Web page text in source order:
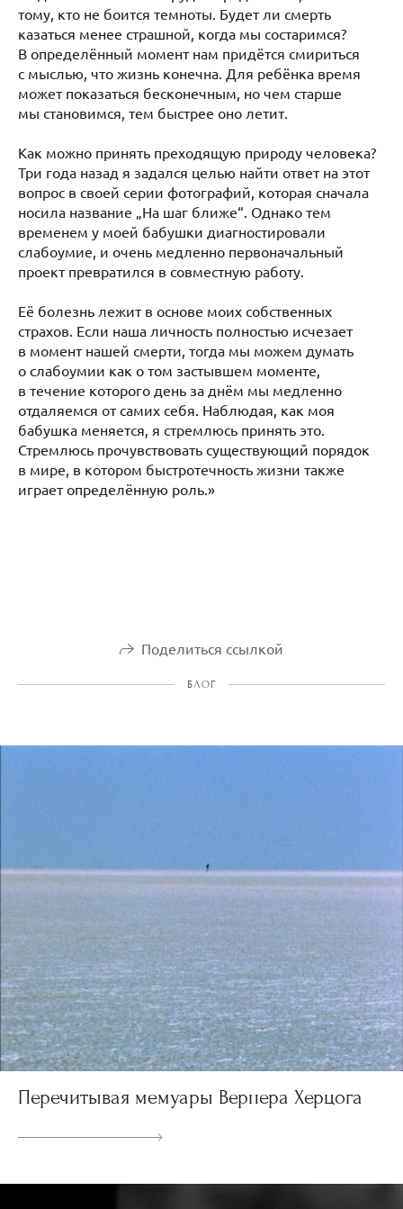
тому, кто не боится темноты. Будет ли смерть
казаться менее страшной, когда мы состаримся?
В определённый момент нам придётся смириться
с мыслью, что жизнь конечна. Для ребёнка время
может показаться бесконечным, но чем старше
мы становимся, тем быстрее оно летит.
Как можно принять преходящую природу человека?
Три года назад я задался целью найти ответ на этот
вопрос в своей серии фотографий, которая сначала
носила название „На шаг ближе“. Однако тем
временем у моей бабушки диагностировали
слабоумие, и очень медленно первоначальный
проект превратился в совместную работу.
Её болезнь лежит в основе моих собственных
страхов. Если наша личность полностью исчезает
в момент нашей смерти, тогда мы можем думать
о слабоумии как о том застывшем моменте,
в течение которого день за днём мы медленно
отдаляемся от самих себя. Наблюдая, как моя
бабушка меняется, я стремлюсь принять это.
Стремлюсь прочувствовать существующий порядок
в мире, в котором быстротечность жизни также
играет определённую роль.»
Поделиться ссылкой
БЛОГ
Перечитывая мемуары Вернера Херцога